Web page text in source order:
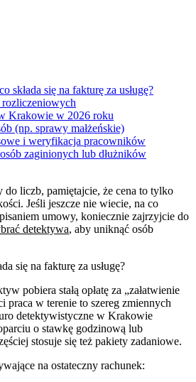
składa się na fakturę za usługę?
Krakowie w 2026 roku
(np. sprawy małżeńskie)
i weryfikacja pracowników
zaginionych lub dłużników
do liczb, pamiętajcie, że cena to tylko
Jeśli jeszcze nie wiecie, na co
umowy, koniecznie zajrzyjcie do
detektywa, aby uniknąć osób
się na fakturę za usługę?
pobiera stałą opłatę za „załatwienie
praca w terenie to szereg zmiennych
detektywistyczne w Krakowie
o stawkę godzinową lub
stosuje się też pakiety zadaniowe.
na ostateczny rachunek: